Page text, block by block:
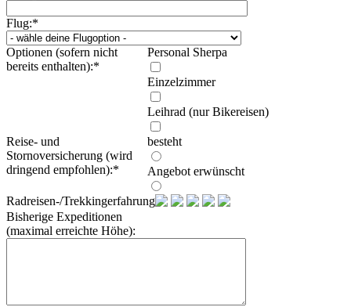
Flug:*
Optionen (sofern nicht
bereits enthalten):*
Personal Sherpa
Einzelzimmer
Leihrad (nur Bikereisen)
Reise- und
Stornoversicherung (wird
dringend empfohlen):*
besteht
Angebot erwünscht
Radreisen-/Trekkingerfahrung:
Bisherige Expeditionen
(maximal erreichte Höhe):